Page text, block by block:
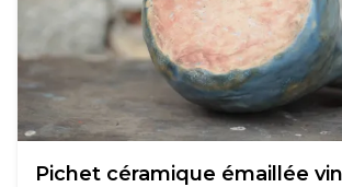
Pichet céramique émaillée